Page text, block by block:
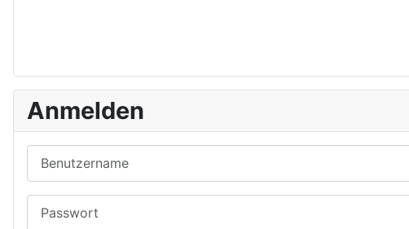
Anmelden